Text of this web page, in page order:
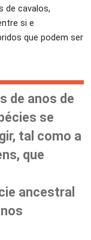
de cavalos,
si e
que podem ser
de anos de
se
tal como a
que
ancestral